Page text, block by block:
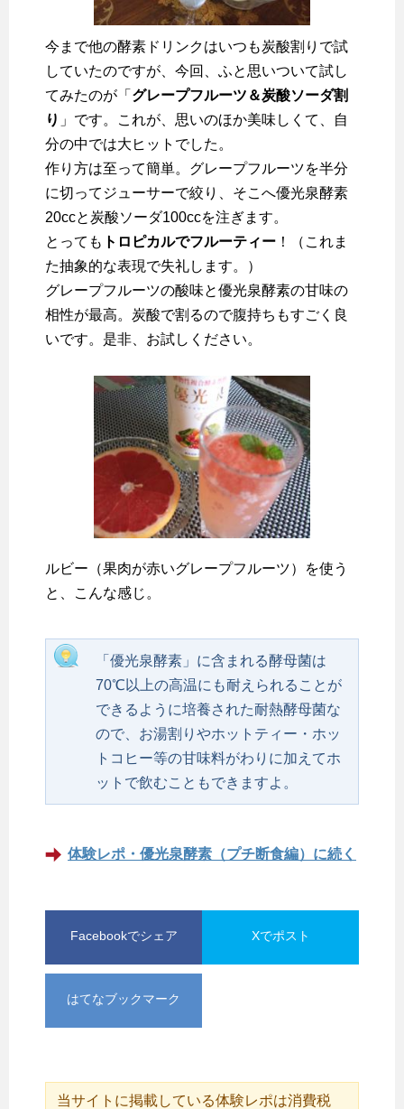
今まで他の酵素ドリンクはいつも炭酸割りで試
していたのですが、今回、ふと思いついて試し
てみたのが「 グレープフルーツ＆炭酸ソーダ割
り 」です。これが、思いのほか美味しくて、自
分の中では大ヒットでした。
作り方は至って簡単。グレープフルーツを半分
に切ってジューサーで絞り、そこへ優光泉酵素
20ccと炭酸ソーダ100ccを注ぎます。
とっても トロピカルでフルーティー ！（これま
た抽象的な表現で失礼します。）
グレープフルーツの酸味と優光泉酵素の甘味の
相性が最高。炭酸で割るので腹持ちもすごく良
いです。是非、お試しください。
ルビー（果肉が赤いグレープフルーツ）を使う
と、こんな感じ。
「優光泉酵素」に含まれる酵母菌は
70℃以上の高温にも耐えられることが
できるように培養された耐熱酵母菌な
ので、お湯割りやホットティー・ホッ
トコヒー等の甘味料がわりに加えてホ
ットで飲むこともできますよ。
体験レポ・優光泉酵素（プチ断食編）に続く
Facebookでシェア Xでポスト
はてなブックマーク
当サイトに掲載している体験レポは消費税